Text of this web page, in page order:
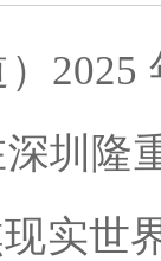
）
圳隆
实世